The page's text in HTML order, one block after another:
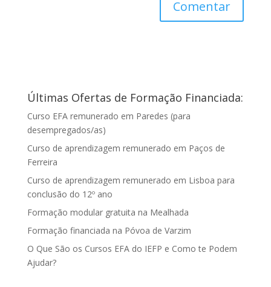
Últimas Ofertas de Formação Financiada:
Curso EFA remunerado em Paredes (para
desempregados/as)
Curso de aprendizagem remunerado em Paços de
Ferreira
Curso de aprendizagem remunerado em Lisboa para
conclusão do 12º ano
Formação modular gratuita na Mealhada
Formação financiada na Póvoa de Varzim
O Que São os Cursos EFA do IEFP e Como te Podem
Ajudar?